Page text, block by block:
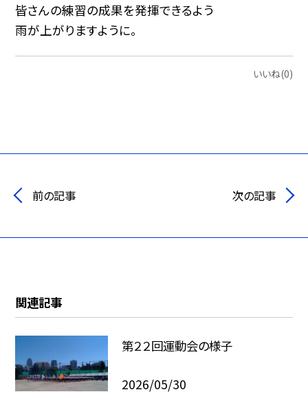
皆さんの練習の成果を発揮できるよう
雨が上がりますように。
いいね(0)
前の記事 次の記事
関連記事
第２２回運動会の様子
2026/05/30